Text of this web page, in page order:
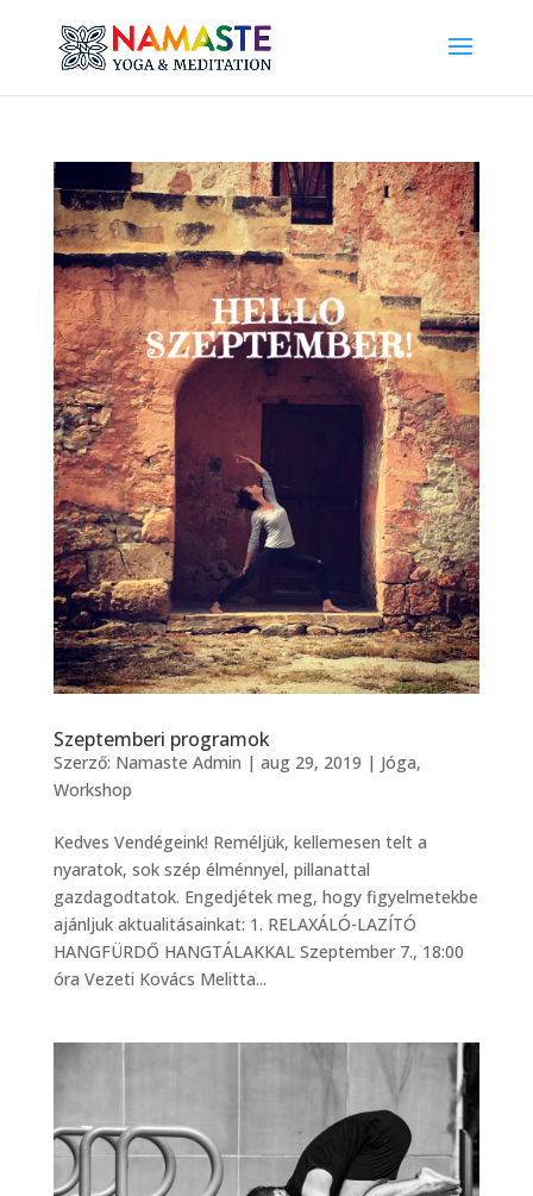
Szeptemberi programok
Szerző: Namaste Admin | aug 29, 2019 | Jóga,
Workshop
Kedves Vendégeink! Reméljük, kellemesen telt a
nyaratok, sok szép élménnyel, pillanattal
gazdagodtatok. Engedjétek meg, hogy figyelmetekbe
ajánljuk aktualitásainkat: 1. RELAXÁLÓ-LAZÍTÓ
HANGFÜRDŐ HANGTÁLAKKAL Szeptember 7., 18:00
óra Vezeti Kovács Melitta...